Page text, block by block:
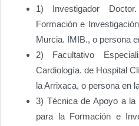
1) Investigador
Formación e
Murcia. IMIB., o persona
2) Facultativo
Cardiología. de Hospital
la Arrixaca, o persona en
3) Técnica de Apoyo a la
para la Formación e